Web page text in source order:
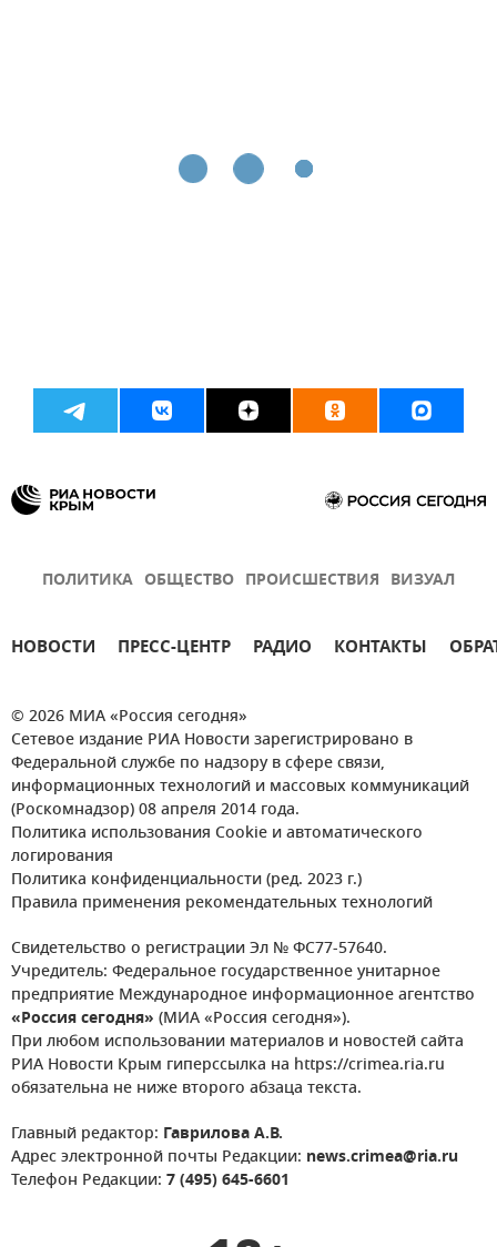
ПОЛИТИКА ОБЩЕСТВО ПРОИСШЕСТВИЯ ВИЗУАЛ
НОВОСТИ ПРЕСС-ЦЕНТР РАДИО КОНТАКТЫ
© 2026 МИА «Россия сегодня»
Сетевое издание РИА Новости зарегистрировано в
Федеральной службе по надзору в сфере связи,
информационных технологий и массовых коммуникаций
(Роскомнадзор) 08 апреля 2014 года.
Политика использования Cookie и автоматического
логирования
Политика конфиденциальности (ред. 2023 г.)
Правила применения рекомендательных технологий
Свидетельство о регистрации Эл № ФС77-57640.
Учредитель: Федеральное государственное унитарное
предприятие Международное информационное агентство
«Россия сегодня» (МИА «Россия сегодня»).
При любом использовании материалов и новостей сайта
РИА Новости Крым гиперссылка на https://crimea.ria.ru
обязательна не ниже второго абзаца текста.
Главный редактор: Гаврилова А.В.
Адрес электронной почты Редакции: news.crimea@ria.ru
Телефон Редакции: 7 (495) 645-6601